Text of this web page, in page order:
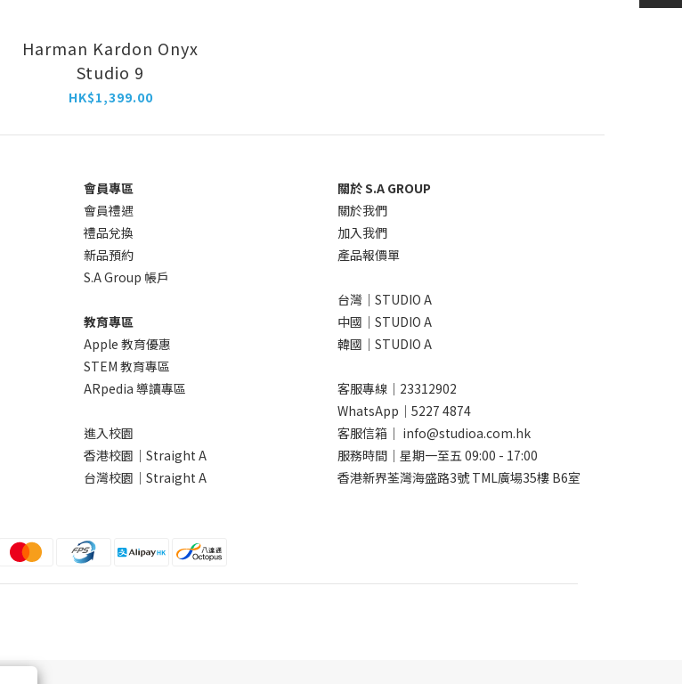
Harman Kardon Onyx
Studio 9
HK$1,399.00
會員專區
會員禮遇
禮品兌換
新品預約
S.A Group 帳戶
教育專區
Apple 教育優惠
STEM 教育專區
ARpedia 導讀專區
進入校園
香港校園｜Straight A
台灣校園｜Straight A
關於 S.A GROUP
關於我們
加入我們
產品報價單
台灣｜STUDIO A
中國｜STUDIO A
韓國｜STUDIO A
客服專線｜23312902
WhatsApp｜ 5227 4874
客服信箱｜ info@studioa.com.hk
服務時間｜星期一至五 09:00 - 17:00
香港新界荃灣海盛路3號 TML廣場35樓 B6室